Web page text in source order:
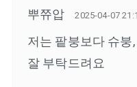
뿌쮸압 2025-04-07
저는 팥붕보다 슈
잘 부탁드려요